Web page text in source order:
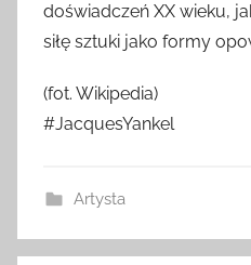
doświadczeń XX wieku,
siłę sztuki jako formy
(fot. Wikipedia)
#JacquesYankel
Artysta